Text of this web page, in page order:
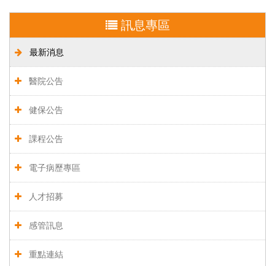
訊息專區
最新消息
醫院公告
健保公告
課程公告
電子病歷專區
人才招募
感管訊息
重點連結